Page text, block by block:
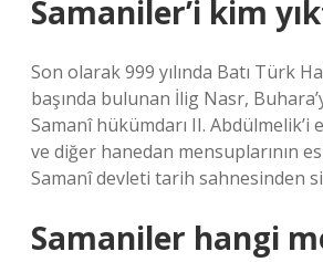
Samaniler’i kim
Son olarak 999 yılında Batı Türk
başında bulunan İlig Nasr,
Samanî hükümdarı II. Abdülmelik’i
ve diğer hanedan mensuplarının
Samanî devleti tarih sahnesinden
Samaniler hangi